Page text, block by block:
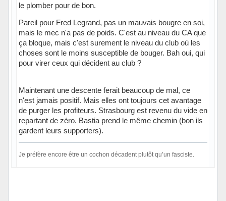
le plomber pour de bon.
Pareil pour Fred Legrand, pas un mauvais bougre en soi,
mais le mec n'a pas de poids. C'est au niveau du CA que
ça bloque, mais c'est surement le niveau du club où les
choses sont le moins susceptible de bouger. Bah oui, qui
pour virer ceux qui décident au club ?
Maintenant une descente ferait beaucoup de mal, ce
n'est jamais positif. Mais elles ont toujours cet avantage
de purger les profiteurs. Strasbourg est revenu du vide en
repartant de zéro. Bastia prend le même chemin (bon ils
gardent leurs supporters).
Je préfère encore être un cochon décadent plutôt qu’un fasciste.